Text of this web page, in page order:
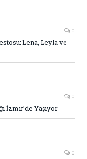
0
Lena, Leyla ve
0
İzmir’de Yaşıyor
0